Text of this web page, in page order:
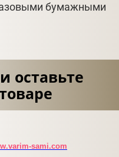
бумажными
оставьте
sami.com